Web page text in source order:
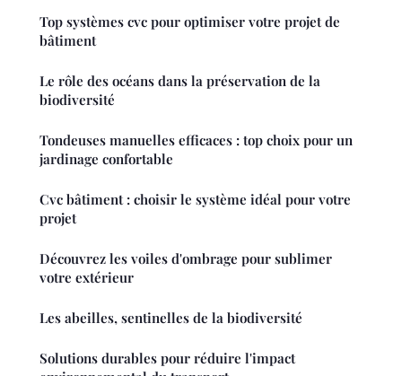
Top systèmes cvc pour optimiser votre projet de
bâtiment
Le rôle des océans dans la préservation de la
biodiversité
Tondeuses manuelles efficaces : top choix pour un
jardinage confortable
Cvc bâtiment : choisir le système idéal pour votre
projet
Découvrez les voiles d'ombrage pour sublimer
votre extérieur
Les abeilles, sentinelles de la biodiversité
Solutions durables pour réduire l'impact